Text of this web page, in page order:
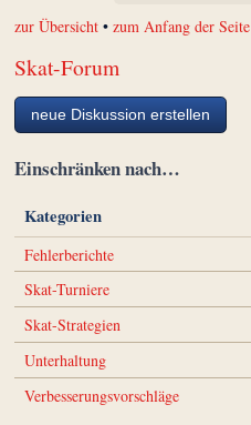
zur Übersicht •zum Anfang der Seite
Skat-Forum
neue Diskussion erstellen
Einschränken nach…
Kategorien
Fehlerberichte
Skat-Turniere
Skat-Strategien
Unterhaltung
Verbesserungsvorschläge